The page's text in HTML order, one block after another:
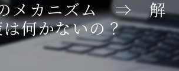
のメカニズム ⇒ 解
何かないの？